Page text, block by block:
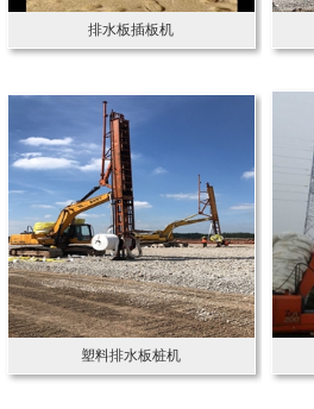
排水板插板机
塑料排水板桩机